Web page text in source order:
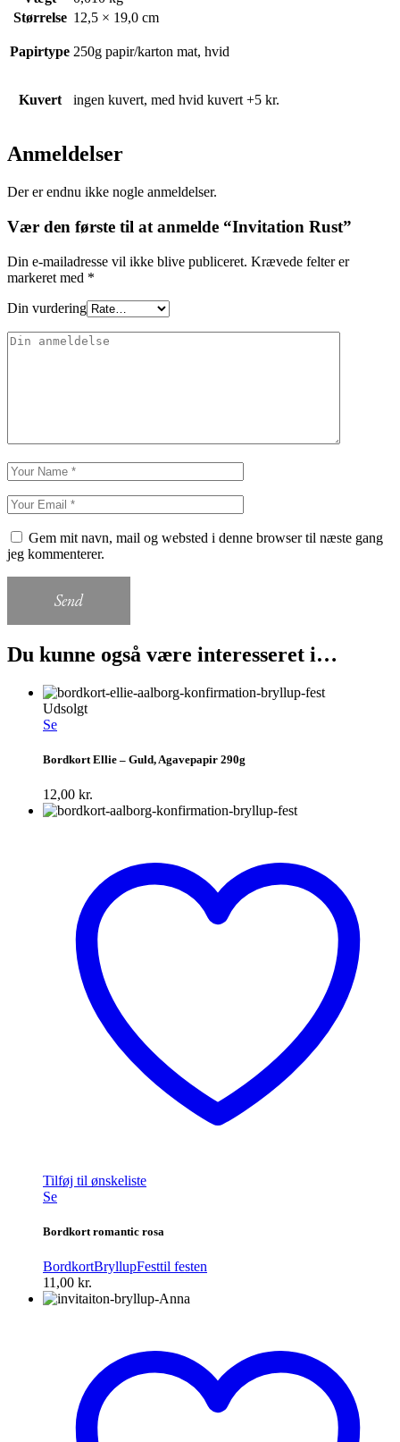
Størrelse 12,5 × 19,0 cm
Papirtype 250g papir/karton mat, hvid
Kuvert ingen kuvert, med hvid kuvert +5 kr.
Anmeldelser
Der er endnu ikke nogle anmeldelser.
Vær den første til at anmelde “Invitation Rust”
Din e-mailadresse vil ikke blive publiceret. Krævede felter er
markeret med *
Din vurdering
Gem mit navn, mail og websted i denne browser til næste gang
jeg kommenterer.
Send
Du kunne også være interesseret i…
Udsolgt
Se
Bordkort Ellie – Guld, Agavepapir 290g
12,00 kr.
Tilføj til ønskeliste
Se
Bordkort romantic rosa
BordkortBryllupFesttil festen
11,00 kr.